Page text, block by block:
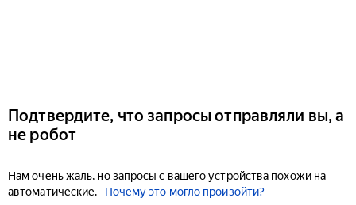
Подтвердите, что запросы отправляли вы, а
не робот
Нам очень жаль, но запросы с вашего устройства похожи на
автоматические.
Почему это могло произойти?